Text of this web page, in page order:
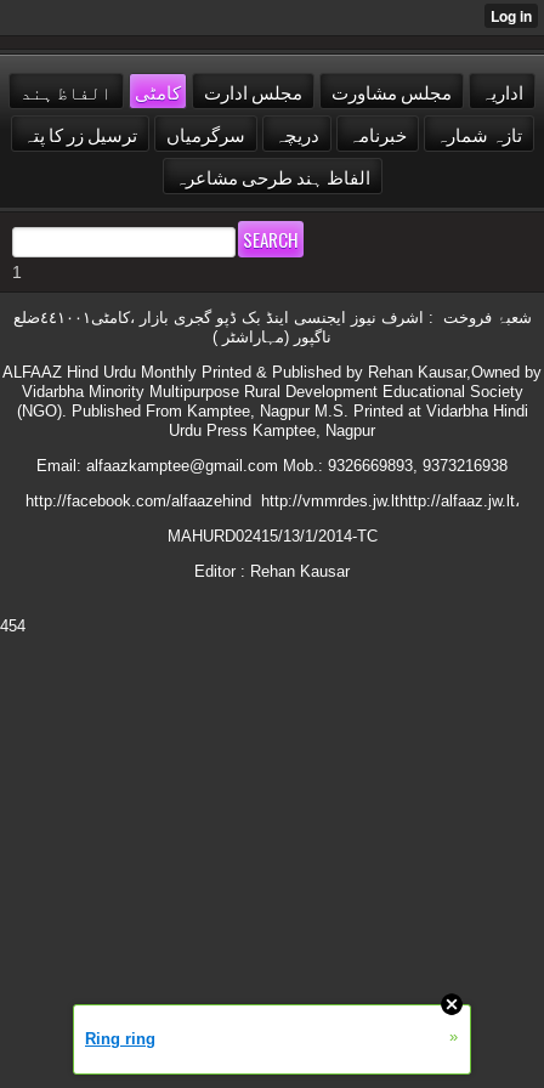
الفاظ ہند کامٹی مجلس ادارت مجلس مشاورت
اداریہ
ترسیل زر کا پتہ
سرگرمیاں دریچہ خبرنامہ
تازہ شمارہ
الفاظ ہند طرحی مشاعرہ
1
شعبۂ فروخت : اشرف نیوز ایجنسی اینڈ بک ڈپو گجری بازار ،کامٹی٤٤١٠٠١ضلع
ناگپور (مہاراشٹر )
ALFAAZ Hind Urdu Monthly Printed & Published by Rehan Kausar,Owned by
Vidarbha Minority Multipurpose Rural Development Educational Society
(NGO). Published From Kamptee, Nagpur M.S. Printed at Vidarbha Hindi
Urdu Press Kamptee, Nagpur
Email: alfaazkamptee@gmail.com Mob.: 9326669893, 9373216938
http://facebook.com/alfaazehind http://vmmrdes.jw.lthttp://alfaaz.jw.lt،
MAHURD02415/13/1/2014-TC
Editor : Rehan Kausar
454
Ring ring »